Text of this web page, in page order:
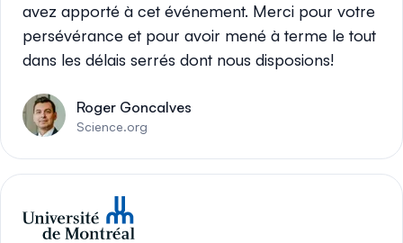
avez apporté à cet événement. Merci pour votre
persévérance et pour avoir mené à terme le tout
dans les délais serrés dont nous disposions!
Roger Goncalves
Science.org